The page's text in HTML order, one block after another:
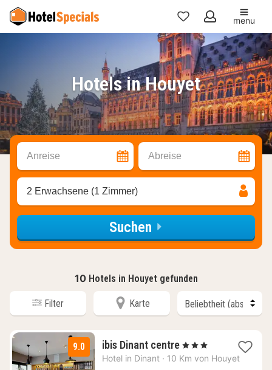
Meine
Favoriten
menu
Hotels in Houyet
Anreise Abreise
2 Erwachsene (1 Zimmer)
Suchen
10 Hotels in Houyet gefunden
Filter Karte
9.0 ibis Dinant centre1
Nacht
, 3 Sterne
Hotel in Dinant · 10 Km von Houyet